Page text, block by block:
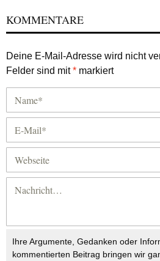
KOMMENTARE
Deine E-Mail-Adresse wird nicht
Felder sind mit* markiert
Ihre Argumente, Gedanken oder
kommentierten Beitrag bringen wir